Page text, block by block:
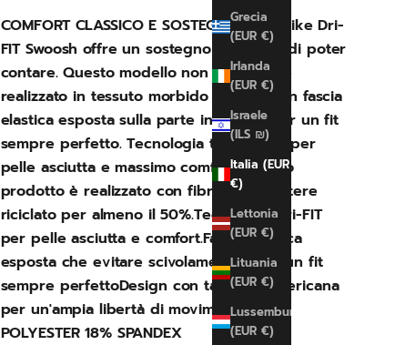
Grecia
(EUR €)
Irlanda
(EUR €)
Israele
(ILS ₪)
Italia (EUR
€)
Lettonia
(EUR €)
Lituania
(EUR €)
Lussemburgo
(EUR €)
COMFORT CLASSICO E SOSTEGNO.Il bra Nike Dri-
FIT Swoosh offre un sostegno su cui sai di poter
contare. Questo modello non imbottito è
realizzato in tessuto morbido e liscio, con fascia
elastica esposta sulla parte inferiore, per un fit
sempre perfetto. Tecnologia traspirante per
pelle asciutta e massimo comfort. Questo
prodotto è realizzato con fibre di poliestere
riciclato per almeno il 50%.Tecnologia Dri-FIT
per pelle asciutta e comfort.Fascia elastica
esposta che evitare scivolamenti e per un fit
sempre perfettoDesign con taglio all'americana
per un'ampia libertà di movimento.82%
POLYESTER 18% SPANDEX